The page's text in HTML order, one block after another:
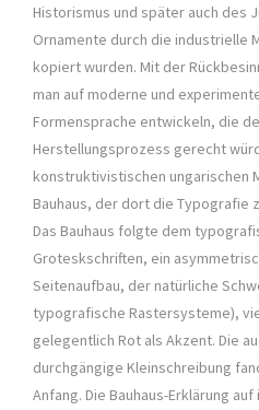
Historismus und später auch des
Ornamente durch die industrielle
kopiert wurden. Mit der
man auf moderne und
Formensprache entwickeln, die
Herstellungsprozess gerecht
konstruktivistischen ungarischen
Bauhaus, der dort die Typografie
Das Bauhaus folgte dem
Groteskschriften, ein
Seitenaufbau, der natürliche
typografische Rastersysteme),
gelegentlich Rot als Akzent. Die
durchgängige Kleinschreibung
Anfang. Die Bauhaus-Erklärung